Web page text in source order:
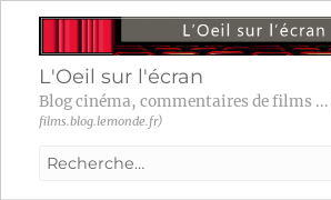
L'Oeil sur l'écran
Blog cinéma, commentaires de films ...
films.blog.lemonde.fr)
Recherche